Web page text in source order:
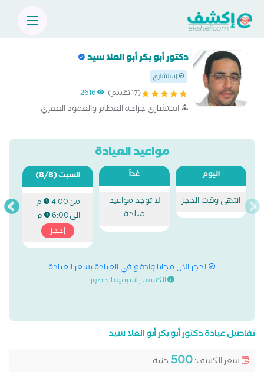
دكتور أبو بكر أبو العلا سيد
إستشاري
(17 تقييم) 2616
استشاري جراحة العظام والعمود الفقري
مواعيد العيادة
اليوم
انتهي وقت الحجز
غداً
لا توجد مواعيد
متاحة
السبت(8/8)
من4:00 م
الى6:00 م
إحجز
احجز الان مجانا وادفع في العيادة بسعر العيادة
الكشف باسبقية الحضور
تفاصيل عيادة دكتور أبو بكر أبو العلا سيد
سعر الكشف:500 جنيه